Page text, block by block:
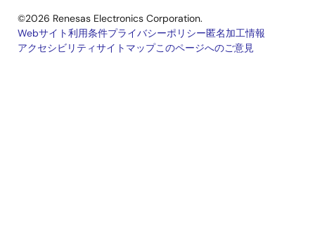
©2026 Renesas Electronics Corporation.
Legal
Webサイト利用条件プライバシーポリシー匿名加工情報
アクセシビリティサイトマップこのページへのご意見